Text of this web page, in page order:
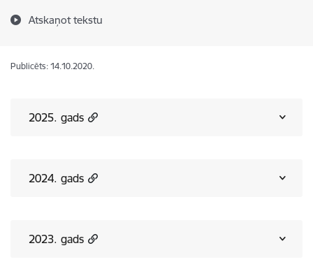
Atskaņot tekstu
Publicēts: 14.10.2020.
2025. gads
2024. gads
2023. gads